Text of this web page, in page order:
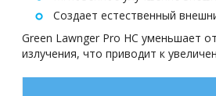
Создает естественный
Green Lawnger Pro HC уменьшает
излучения, что приводит к